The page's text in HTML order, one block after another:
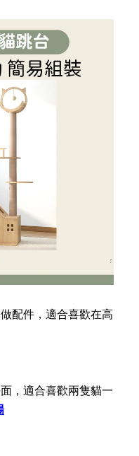
配件，適合喜歡在高
，適合喜歡兩隻貓一